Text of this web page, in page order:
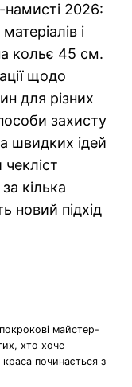
2026:
і
кольє 45 см.
щодо
для різних
захисту
швидких ідей
кілька
новий підхід
майстер-
хто хоче
починається з